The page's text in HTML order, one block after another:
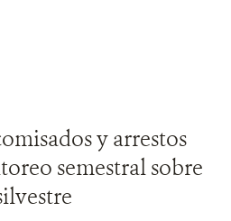
​y arrestos
semestral sobre